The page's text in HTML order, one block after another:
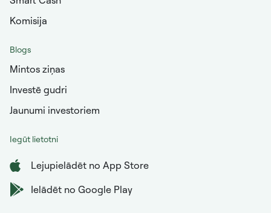
Komisija
Blogs
Mintos ziņas
Investē gudri
Jaunumi investoriem
Iegūt lietotni
Lejupielādēt no App Store
Ielādēt no Google Play